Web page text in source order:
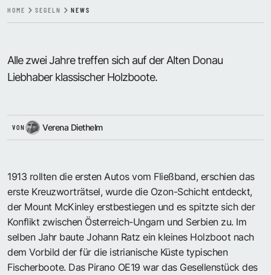
HOME SEGELN NEWS
Alle zwei Jahre treffen sich auf der Alten Donau
Liebhaber klassischer Holzboote.
VON Verena Diethelm
1913 rollten die ersten Autos vom Fließband, erschien das
erste Kreuzworträtsel, wurde die Ozon-Schicht entdeckt,
der Mount McKinley erstbestiegen und es spitzte sich der
Konflikt zwischen Österreich-Ungarn und Serbien zu. Im
selben Jahr baute Johann Ratz ein kleines Holzboot nach
dem Vorbild der für die istrianische Küste typischen
Fischerboote. Das Pirano OE19 war das Gesellenstück des